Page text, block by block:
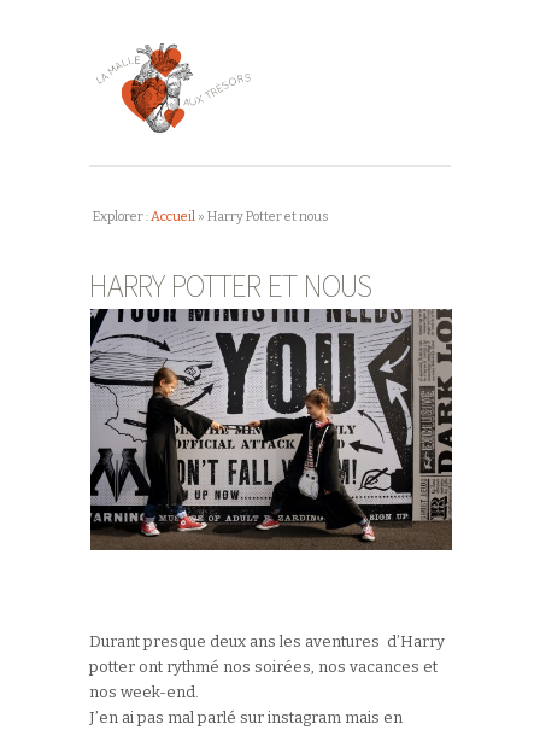
Explorer :Accueil » Harry Potter et nous
HARRY POTTER ET NOUS
Durant presque deux ans les aventures d’Harry
potter ont rythmé nos soirées, nos vacances et
nos week-end.
J’en ai pas mal parlé sur instagram mais en